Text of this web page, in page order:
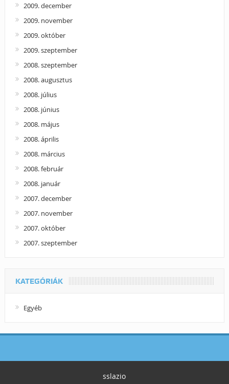
2009. december
2009. november
2009. október
2009. szeptember
2008. szeptember
2008. augusztus
2008. július
2008. június
2008. május
2008. április
2008. március
2008. február
2008. január
2007. december
2007. november
2007. október
2007. szeptember
KATEGÓRIÁK
Egyéb
sslazio